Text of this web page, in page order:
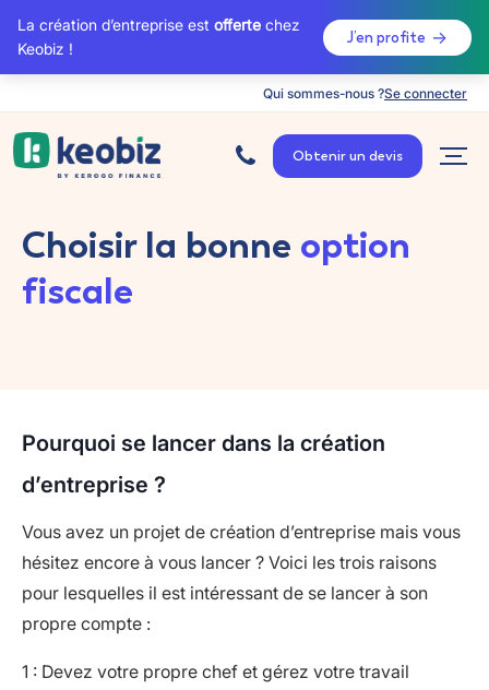
La création d’entreprise est offerte chez
Keobiz !
J’en profite
Qui sommes-nous ?Se connecter
c
c
u
Obtenir un devis
Choisir la bonne option
fiscale
Pourquoi se lancer dans la création
d’entreprise ?
Vous avez un projet de création d’entreprise mais vous
hésitez encore à vous lancer ? Voici les trois raisons
pour lesquelles il est intéressant de se lancer à son
propre compte :
1 : Devez votre propre chef et gérez votre travail